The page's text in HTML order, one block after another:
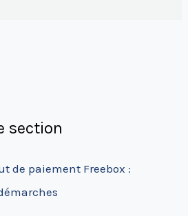
section
de paiement Freebox :